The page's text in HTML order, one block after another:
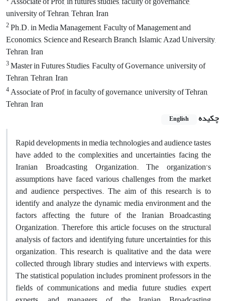
university of Tehran, Tehran, Iran
2Ph.D. in Media Management, Faculty of Management and
Economics, Science and Research Branch, Islamic Azad University,
Tehran, Iran
3Master in Futures Studies, Faculty of Governance, university of
Tehran, Tehran, Iran
4Associate of Prof, in faculty of governance, university of Tehran,
Tehran, Iran
چکیده
English
Rapid developments in media technologies and audience tastes
have added to the complexities and uncertainties facing the
Iranian Broadcasting Organization. The organization’s
assumptions have faced various challenges from the market
and audience perspectives. The aim of this research is to
identify and analyze the dynamic media environment and the
factors affecting the future of the Iranian Broadcasting
Organization. Therefore, this article focuses on the structural
analysis of factors and identifying future uncertainties for this
organization. This research is qualitative and the data were
collected through library studies and interviews with experts.
The statistical population includes prominent professors in the
fields of communications and media, future studies, expert